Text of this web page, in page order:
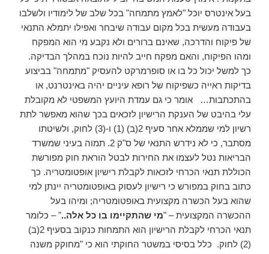
בעל אינטרס יוכל "לאמץ מתמחה" בכל שלב של לימודיו ולשלבו
בעבודה מעשית בכל מקום עבודה שיבחר ואפילו יתמלא התנאי
של פיקוח והדרכה, שאינם ברורים ולא נקבע מי הוא המפקח
ומהו הפיקוח, והאם מפקח חייב להיות נוכח במהלך הבדיקה.
כך למשל יכול כל בו או סופרמרקט להעסיק "מתמחה" בביצוע
בדיקות ראייה כשפיקוח של רופא עיניים יהיה באינטרנט, או
בהתכתבות… אומר כי גם עמדת היועץ המשפטי לא מקובלת
עלי בהיבט של הענקת הרישיון לזכאים בכך שהוא מאפשר לתת
רשיון למי שממלא אחר סעיף 2(ב) (1) ו-(3) לחוק, ולשיטתו
מסתבר, כי לא נידרש התנאי של ס"ק 2. תמוה בעיני שמשרד
הבריאות נטל לעצמו את החירות לבטל הוראת חוק מפורשת
הכוללת תנאי הכרחי לזכאות לקבלת רישיון אופטומטריה. כך
כתוב בחוק במפורש כי רישיון לעסוק באופטומטריה יינתן למי
שהוא בעל הכשרה מקצועית באופטומטריה; ומיהו בעל
ההכשרה המקצועית – "מי שהתקיימו בו כל אלה.." – כלומר
תנאי הכרחי לקבלת הרישיון הוא התמחות כנקוב בסעיף 2(ב)
(2) לחוק. כלל בסיסי במשטר החוקתי הוא כי "מחוקק משנה